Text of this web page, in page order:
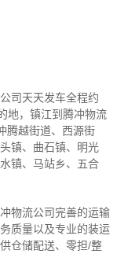
司天天发车全程约
地，镇江到腾冲物流
腾越街道、西源街
镇、曲石镇、明光
镇、马站乡、五合
物流公司完善的运输
质量以及专业的装运
仓储配送、零担/整